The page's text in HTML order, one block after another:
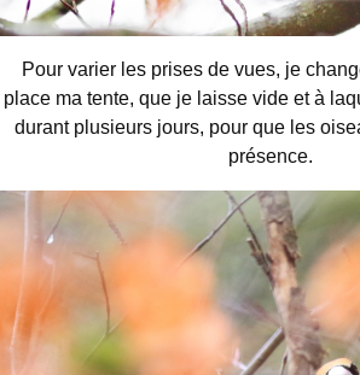
Pour varier les prises de vues, je
place ma tente, que je laisse vide et à
durant plusieurs jours, pour que les
présence.